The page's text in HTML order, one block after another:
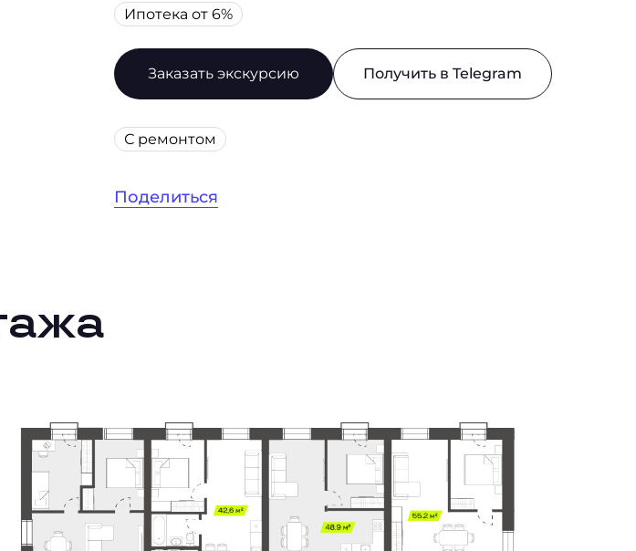
Ипотека от 6%
Заказать экскурсию Получить в Telegram
С ремонтом
Поделиться